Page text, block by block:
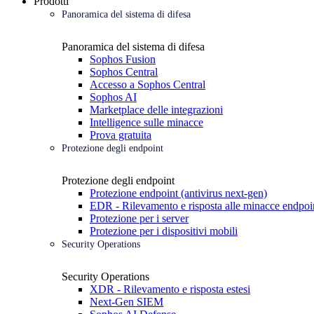
Panoramica del sistema di difesa
Panoramica del sistema di difesa
Sophos Fusion
Sophos Central
Accesso a Sophos Central
Sophos AI
Marketplace delle integrazioni
Intelligence sulle minacce
Prova gratuita
Protezione degli endpoint
Protezione degli endpoint
Protezione endpoint (antivirus next-gen)
EDR - Rilevamento e risposta alle minacce
Protezione per i server
Protezione per i dispositivi mobili
Security Operations
Security Operations
XDR - Rilevamento e risposta estesi
Next-Gen SIEM